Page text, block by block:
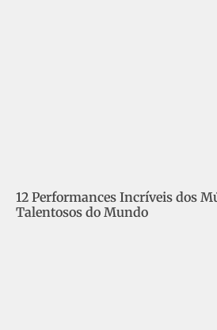
12 Performances Incríveis dos
Talentosos do Mundo